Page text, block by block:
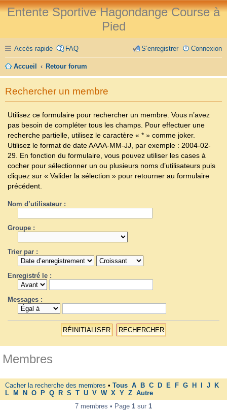
Entente Sportive Hagondange Course à
Pied
Accès rapide FAQ Connexion
S’enregistrer
Accueil Retour forum
Rechercher un membre
Utilisez ce formulaire pour rechercher un membre. Vous n’avez
pas besoin de compléter tous les champs. Pour effectuer une
recherche partielle, utilisez le caractère « * » comme joker.
Utilisez le format de dateAAAA-MM-JJ , par exemple : 2004-02-
29 . En fonction du formulaire, vous pouvez utiliser les cases à
cocher pour sélectionner un ou plusieurs noms d’utilisateurs puis
cliquez sur « Valider la sélection » pour retourner au formulaire
précédent.
Nom d’utilisateur :
Groupe :
Trier par :
Enregistré le :
Messages :
Membres
Cacher la recherche des membres • Tous A B C D E F G H J
K
L
M N O P Q R S T U V W X Y Z Autre
7 membres • Page 1 sur 1